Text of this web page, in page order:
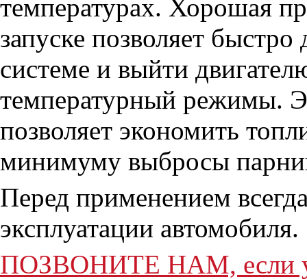
температурах. Хорошая
запуске позволяет
системе и выйти
температурный режимы.
позволяет экономить
минимуму выбросы
Перед применением
эксплуатации автомобиля.
ПОЗВОНИТЕ НАМ, если у